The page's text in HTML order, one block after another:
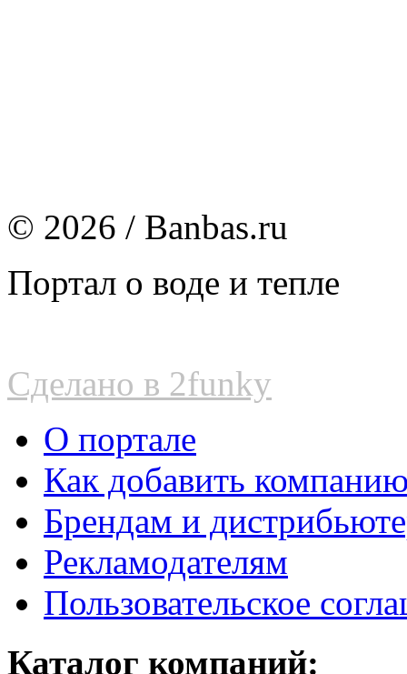
© 2026 / Banbas.ru
Портал о воде и тепле
Сделано в 2funky
О портале
Как добавить
Брендам и
Рекламодателям
Пользовательское
Каталог компаний: